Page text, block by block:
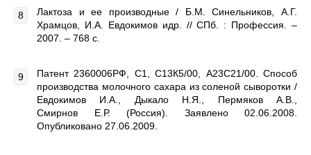
Лактоза и ее производные / Б.М. Синельников, А.Г.
Храмцов, И.А. Евдокимов идр. // СПб. : Профессия. –
2007. – 768 с.
Патент 2360006РФ, С1, С13К5/00, А23C21/00. Способ
производства молочного сахара из соленой сыворотки /
Евдокимов И.А., Дыкало Н.Я., Пермяков А.В.,
Смирнов Е.Р. (Россия). Заявлено 02.06.2008.
Опубликовано 27.06.2009.